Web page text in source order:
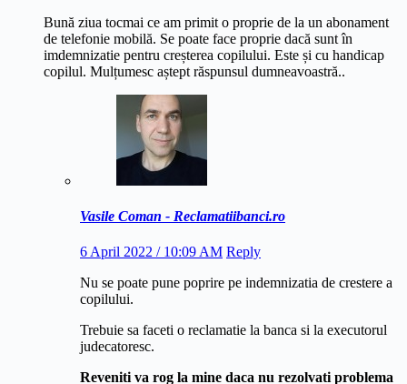
Bună ziua tocmai ce am primit o proprie de la un abonament
de telefonie mobilă. Se poate face proprie dacă sunt în
imdemnizatie pentru creșterea copilului. Este și cu handicap
copilul. Mulțumesc aștept răspunsul dumneavoastră..
Vasile Coman - Reclamatiibanci.ro
6 April 2022 / 10:09 AM Reply
Nu se poate pune poprire pe indemnizatia de crestere a
copilului.
Trebuie sa faceti o reclamatie la banca si la executorul
judecatoresc.
Reveniti va rog la mine daca nu rezolvati problema